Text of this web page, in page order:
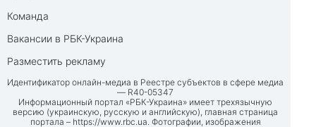
Команда
Вакансии в РБК-Украина
Разместить рекламу
Идентификатор онлайн-медиа в Реестре субъектов в сфере медиа
— R40-05347
Информационный портал «РБК-Украина» имеет трехязычную
версию (украинскую, русскую и английскую), главная страница
портала – https://www.rbc.ua. Фотографии, изображения